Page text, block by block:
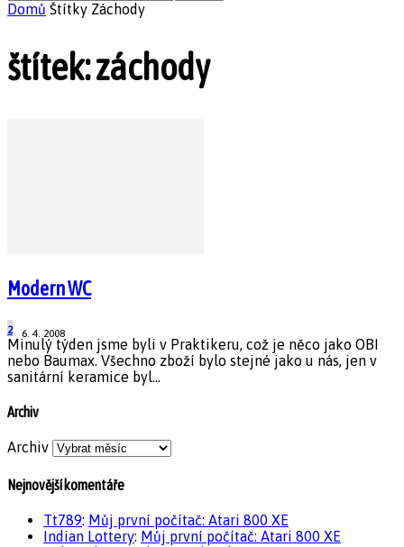
Domů Štítky Záchody
štítek: záchody
Modern WC
6. 4. 2008
2
Minulý týden jsme byli v Praktikeru, což je něco jako OBI
nebo Baumax. Všechno zboží bylo stejné jako u nás, jen v
sanitární keramice byl...
Archiv
Archiv
Nejnovější komentáře
Tt789: Můj první počítač: Atari 800 XE
Indian Lottery: Můj první počítač: Atari 800 XE